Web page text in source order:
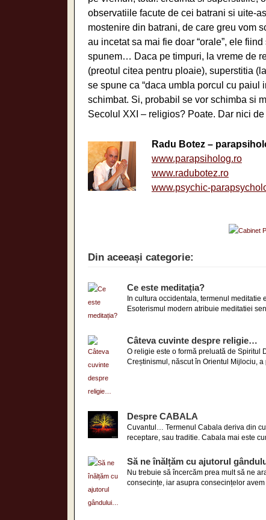
observatiile facute de cei batrani si uite-
mostenire din batrani, de care greu vom
au incetat sa mai fie doar “orale”, ele
spunem… Daca pe timpuri, la vreme de
(preotul citea pentru ploaie), superstitia
se spune ca “daca umbla porcul cu paiul
schimbat. Si, probabil se vor schimba si
Secolul XXI – religios? Poate. Dar nici
Radu Botez –
www.parapsiholog.ro
www.radubotez.ro
www.psychic-
Din aceeași categorie:
Ce este meditația?
In cultura occidentala, termenul
Esoterismul modern atribuie meditatiei
Câteva cuvinte despre religie…
O religie este o formă preluată de Spiritul
Creștinismul, născut în Orientul Mijlociu, a
Despre CABALA
Cuvantul… Termenul Cabala deriva din
receptare, sau traditie. Cabala mai este
Să ne înălțăm cu ajutorul
Nu trebuie să încercăm prea mult să ne
consecințe, iar asupra consecințelor